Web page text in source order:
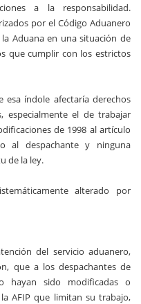
a la responsabilidad.
por el Código Aduanero
Aduana en una situación de
que cumplir con los estrictos
índole afectaría derechos
especialmente el de trabajar
de 1998 al artículo
al despachante y ninguna
de la ley.
alterado por
del servicio aduanero,
que a los despachantes de
hayan sido modificadas o
AFIP que limitan su trabajo,